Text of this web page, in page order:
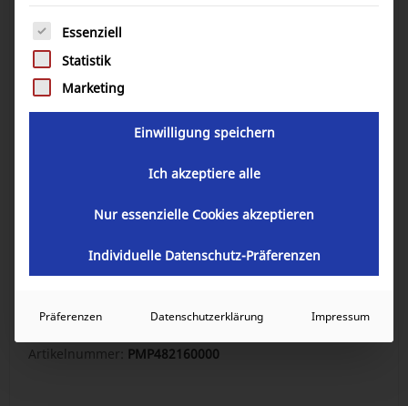
446,52€inkl. 19% MwSt.
Victron Energy MultiPlus 48/1600/20-
Artikelnummer: PMP482160000
Es folgt eine Liste der Service-Gruppen, für die eine
Essenziell
Statistik
Marketing
Einwilligung speichern
Ich akzeptiere alle
Nur essenzielle Cookies akzeptieren
Individuelle Datenschutz-Präferenzen
Präferenzen Datenschutzerklärung Impressum